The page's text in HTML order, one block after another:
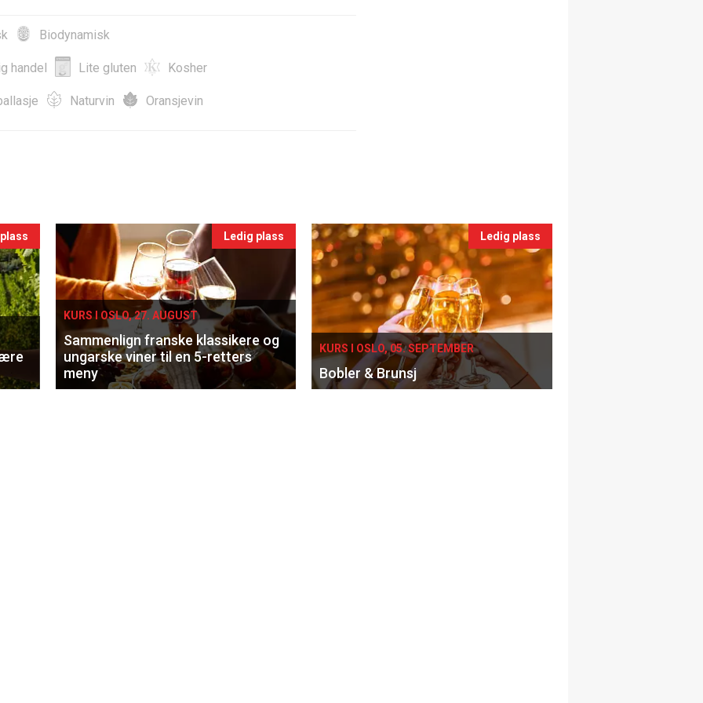
Biodynamisk
handel Lite gluten Kosher
Naturvin Oransjevin
Ledig plass
KURS I OSLO, 27. AUGUST
Sammenlign franske klassikere og
ungarske viner til en 5-retters
meny
Ledig plass
KURS I OSLO, 05. SEPTEMBER
Bobler & Brunsj